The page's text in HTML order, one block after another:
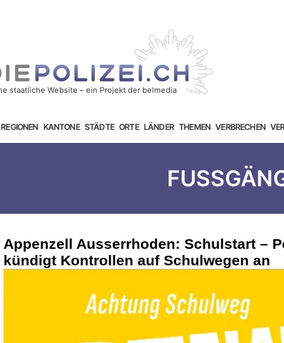
REGIONEN KANTONE STÄDTE ORTE LÄNDER THEMEN VERBRECHEN
Appenzell Ausserrhoden: Schulstart –
kündigt Kontrollen auf Schulwegen an